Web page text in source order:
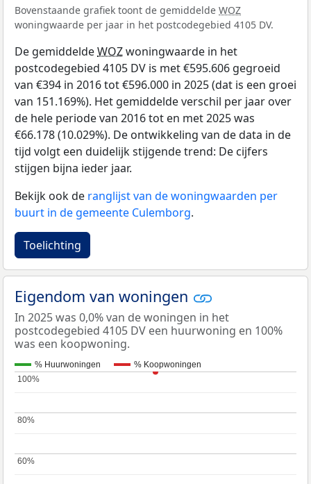
Bovenstaande grafiek toont de gemiddelde WOZ
woningwaarde per jaar in het postcodegebied 4105 DV.
De gemiddeldeWOZwoningwaarde in het
postcodegebied 4105 DV is met €595.606 gegroeid
van €394 in 2016 tot €596.000 in 2025 (dat is een groei
van 151.169%). Het gemiddelde verschil per jaar over
de hele periode van 2016 tot en met 2025 was
€66.178 (10.029%). De ontwikkeling van de data in de
tijd volgt een duidelijk stijgende trend: De cijfers
stijgen bijna ieder jaar.
Bekijk ook de ranglijst van de woningwaarden per
buurt in de gemeente Culemborg.
Toelichting
Eigendom van woningen
In 2025 was 0,0% van de woningen in het
postcodegebied 4105 DV een huurwoning en 100%
was een koopwoning.
% Huurwoningen % Koopwoningen
60%
60%
80%
80%
100%
100%